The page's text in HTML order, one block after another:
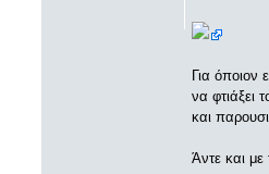
Για όποιον
να φτιάξει
και
Άντε και